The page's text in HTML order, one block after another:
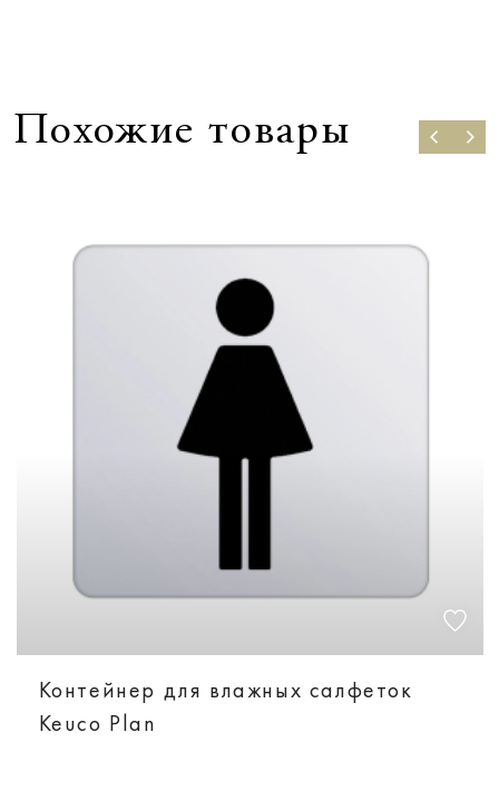
Похожие товары
Контейнер для влажных салфеток
Keuco Plan